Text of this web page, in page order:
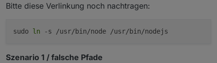
Bitte diese Verlinkung noch nachtragen:
sudo ln -s /usr/bin/node /usr/bin/nodejs
Szenario 1 / falsche Pfade